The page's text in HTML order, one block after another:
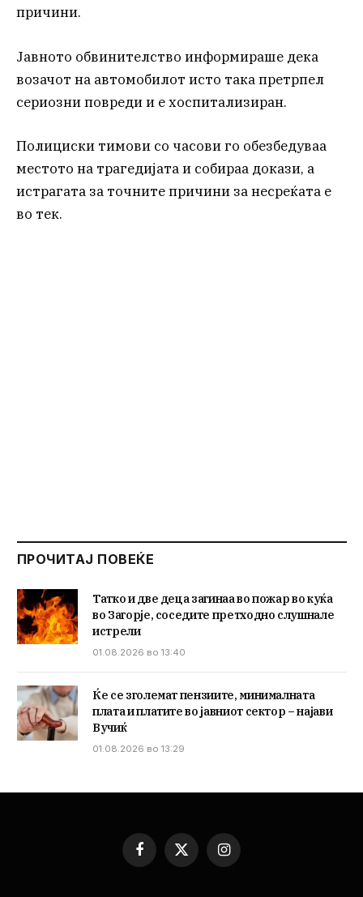
причини.
Јавното обвинителство информираше дека
возачот на автомобилот исто така претрпел
сериозни повреди и е хоспитализиран.
Полициски тимови со часови го обезбедуваа
местото на трагедијата и собираа докази, а
истрагата за точните причини за несреќата е
во тек.
ПРОЧИТАЈ ПОВЕЌЕ
Татко и две деца загинаа во пожар во куќа
во Загорје, соседите претходно слушнале
истрели
01.08.2026 во 13:40
Ќе се зголемат пензиите, минималната
плата и платите во јавниот сектор – најави
Вучиќ
01.08.2026 во 13:29
Facebook
X
(Twitter)
Instagram